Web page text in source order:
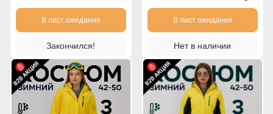
В лист ожидания
Закончился!
В лист ожидания
Нет в наличии